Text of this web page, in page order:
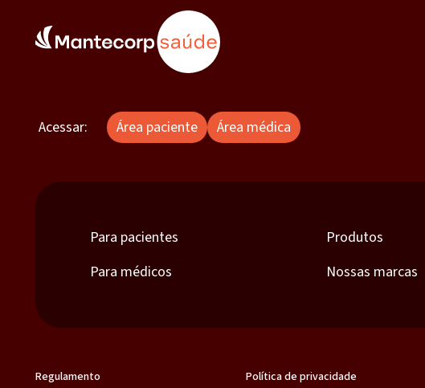
Acessar: Área paciente Área médica
Para pacientes
Para médicos
Produtos
Nossas marcas
Regulamento Política de privacidade